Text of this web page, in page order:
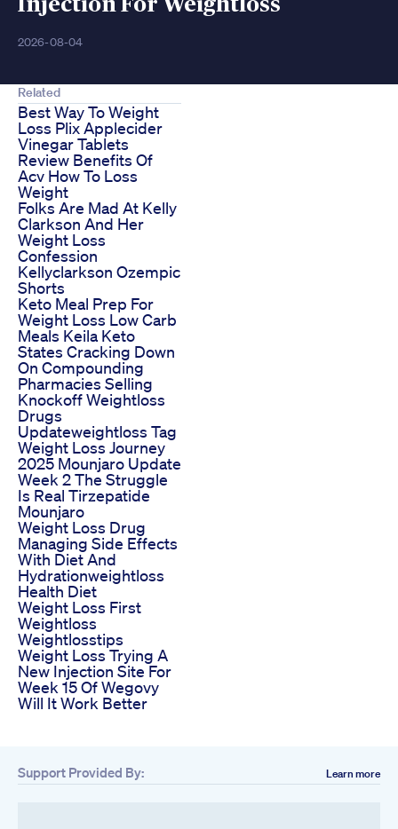
Injection For Weightloss
2026-08-04
Related
Best Way To Weight
Loss Plix Applecider
Vinegar Tablets
Review Benefits Of
Acv How To Loss
Weight
Folks Are Mad At Kelly
Clarkson And Her
Weight Loss
Confession
Kellyclarkson Ozempic
Shorts
Keto Meal Prep For
Weight Loss Low Carb
Meals Keila Keto
States Cracking Down
On Compounding
Pharmacies Selling
Knockoff Weightloss
Drugs
Updateweightloss Tag
Weight Loss Journey
2025 Mounjaro Update
Week 2 The Struggle
Is Real Tirzepatide
Mounjaro
Weight Loss Drug
Managing Side Effects
With Diet And
Hydrationweightloss
Health Diet
Weight Loss First
Weightloss
Weightlosstips
Weight Loss Trying A
New Injection Site For
Week 15 Of Wegovy
Will It Work Better
Support Provided By: Learn more